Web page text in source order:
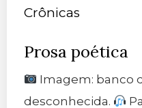
Crônicas
Prosa poética
Imagem: banco
desconhecida.